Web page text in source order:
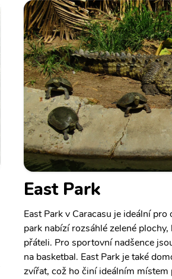
East Park
East Park v Caracasu je ideální
park nabízí rozsáhlé zelené
přáteli. Pro sportovní nadšence
na basketbal. East Park je také
zvířat, což ho činí ideálním